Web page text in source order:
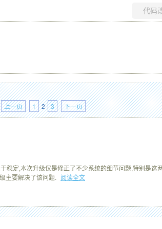
上一页 1 2 3 下一页
定,本次升级仅是修正了不少系统的细节问题,特别是
主要解决了该问题. 阅读全文